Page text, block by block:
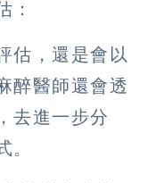
：
估，還是會以
醉醫師還會透
去進一步分
。